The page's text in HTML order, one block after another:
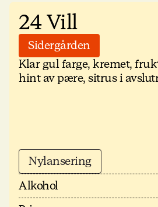
24 Vill
Sidergården
Klar gul farge, kremet,
hint av pære, sitrus i
Nylansering
Alkohol